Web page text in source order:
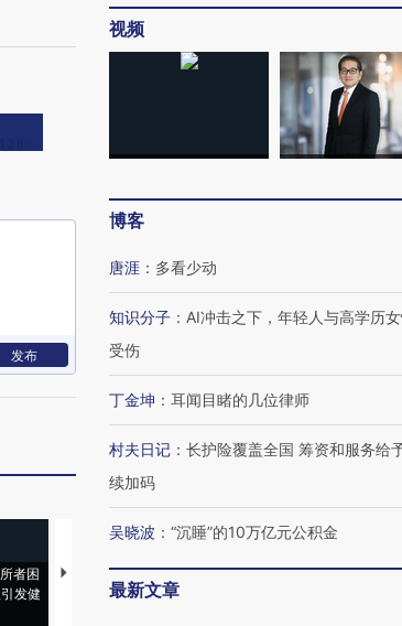
发布
者困
发健
视线｜HYROX的吸金
术：是什么让中产们甘
马航飞行员跨国走私7万
视频
博客
唐涯 ： 多看少动
知识分子 ： AI冲击之下，年轻人与高学历
受伤
丁金坤 ： 耳闻目睹的几位律师
村夫日记 ： 长护险覆盖全国 筹资和服务给
续加码
吴晓波 ： “沉睡”的10万亿元公积金
最新文章